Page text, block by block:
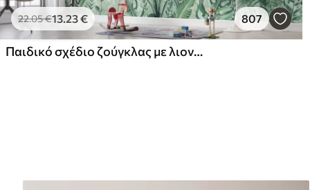
22.05€13.23€ 807
Παιδικό σχέδιο ζούγκλας με λιοντάρι, καμηλοπάρδαλη, ελέφαντα και παπαγάλους